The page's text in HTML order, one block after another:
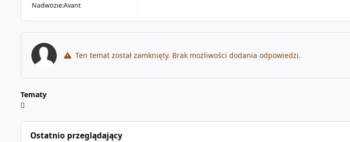
Nadwozie:Avant
Ten temat został zamknięty. Brak możliwości dodania odpowiedzi.
Tematy
Ostatnio przeglądający